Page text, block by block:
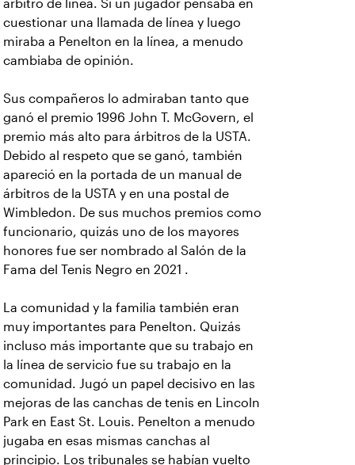
árbitro de línea. Si un jugador pensaba en
cuestionar una llamada de línea y luego
miraba a Penelton en la línea, a menudo
cambiaba de opinión.
Sus compañeros lo admiraban tanto que
ganó el premio 1996 John T. McGovern, el
premio más alto para árbitros de la USTA.
Debido al respeto que se ganó, también
apareció en la portada de un manual de
árbitros de la USTA y en una postal de
Wimbledon. De sus muchos premios como
funcionario, quizás uno de los mayores
honores fue ser nombrado al Salón de la
Fama del Tenis Negro en 2021 .
La comunidad y la familia también eran
muy importantes para Penelton. Quizás
incluso más importante que su trabajo en
la línea de servicio fue su trabajo en la
comunidad. Jugó un papel decisivo en las
mejoras de las canchas de tenis en Lincoln
Park en East St. Louis. Penelton a menudo
jugaba en esas mismas canchas al
principio. Los tribunales se habían vuelto